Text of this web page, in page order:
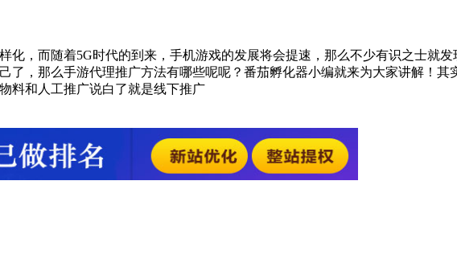
化，而随着5G时代的到来，手机游戏的发展将会提速，那么不少有识之士就
了，那么手游代理推广方法有哪些呢呢？番茄孵化器小编就来为大家讲解！
料和人工推广说白了就是线下推广